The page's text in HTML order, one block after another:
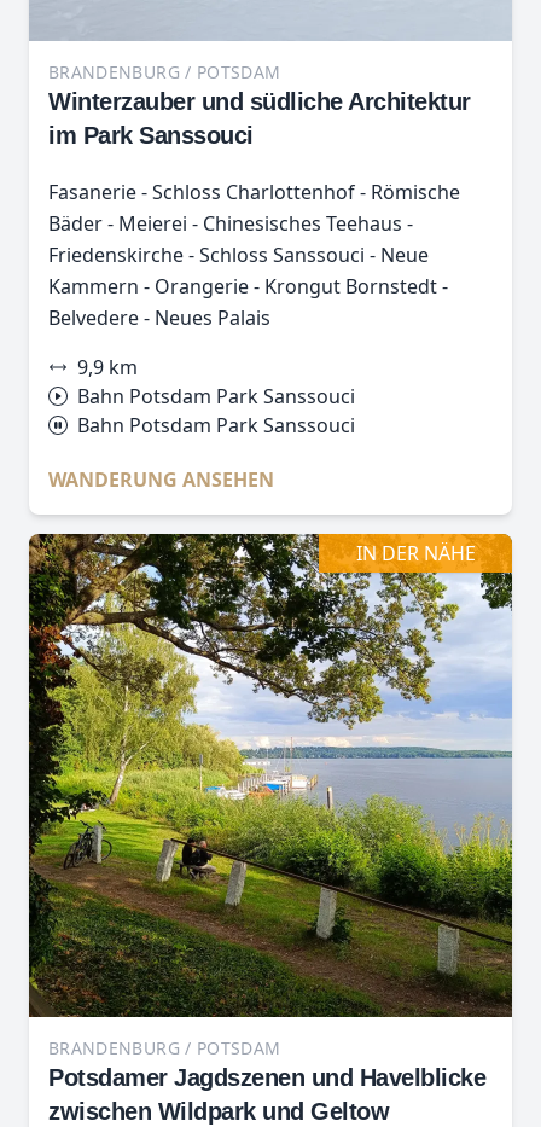
BRANDENBURG / POTSDAM
Winterzauber und südliche Architektur
im Park Sanssouci
Fasanerie - Schloss Charlottenhof - Römische
Bäder - Meierei - Chinesisches Teehaus -
Friedenskirche - Schloss Sanssouci - Neue
Kammern - Orangerie - Krongut Bornstedt -
Belvedere - Neues Palais
9,9 km
Bahn Potsdam Park Sanssouci
Bahn Potsdam Park Sanssouci
WANDERUNG ANSEHEN
IN DER NÄHE
BRANDENBURG / POTSDAM
Potsdamer Jagdszenen und Havelblicke
zwischen Wildpark und Geltow